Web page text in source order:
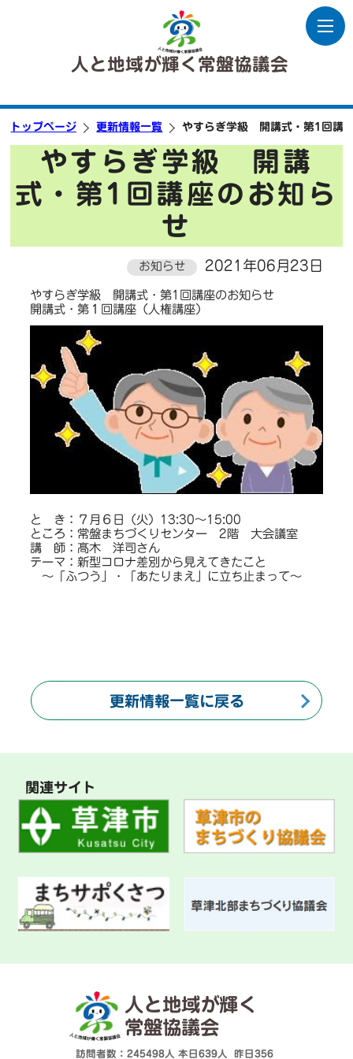
人と地域が輝く常盤協議会
トップページ 更新情報一覧 やすらぎ学級 開講式・第1回講
やすらぎ学級 開講
式・第1回講座のお知ら
せ
お知らせ 2021年06月23日
やすらぎ学級 開講式・第1回講座のお知らせ
開講式・第１回講座（人権講座）
と き：７月６日（火）13:30～15:00
ところ：常盤まちづくりセンター 2階 大会議室
講 師：髙木 洋司さん
テーマ：新型コロナ差別から見えてきたこと
～「ふつう」・「あたりまえ」に立ち止まって〜
更新情報一覧に戻る
関連サイト
人と地域が輝く
常盤協議会
訪問者数：245498人 本日639人 昨日356